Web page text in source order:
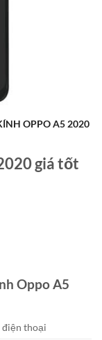
OPPO A5 2020
giá tốt
Oppo A5
điện thoại